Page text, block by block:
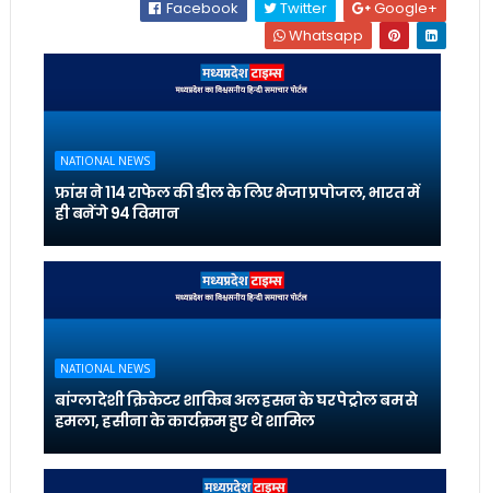
Facebook
Twitter
Google+
Whatsapp
NATIONAL NEWS
फ्रांस ने 114 राफेल की डील के लिए भेजा प्रपोजल, भारत में
ही बनेंगे 94 विमान
NATIONAL NEWS
बांग्लादेशी क्रिकेटर शाकिब अल हसन के घर पेट्रोल बम से
हमला, हसीना के कार्यक्रम हुए थे शामिल